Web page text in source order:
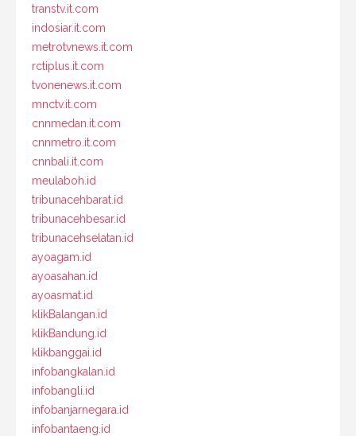
transtv.it.com
indosiar.it.com
metrotvnews.it.com
rctiplus.it.com
tvonenews.it.com
mnctv.it.com
cnnmedan.it.com
cnnmetro.it.com
cnnbali.it.com
meulaboh.id
tribunacehbarat.id
tribunacehbesar.id
tribunacehselatan.id
ayoagam.id
ayoasahan.id
ayoasmat.id
klikBalangan.id
klikBandung.id
klikbanggai.id
infobangkalan.id
infobangli.id
infobanjarnegara.id
infobantaeng.id